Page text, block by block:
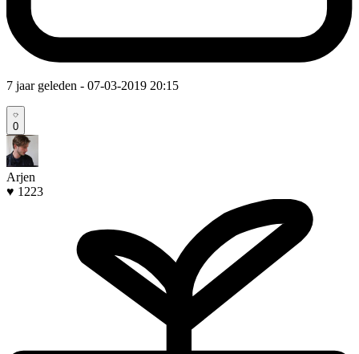
7 jaar geleden - 07-03-2019 20:15
0
Arjen
♥ 1223